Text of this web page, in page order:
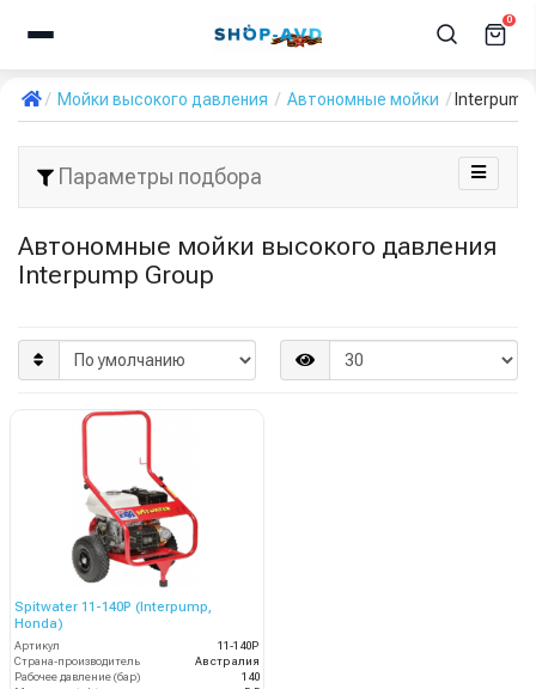
0
Мойки высокого давления Автономные мойки Interpump
Параметры подбора
Автономные мойки высокого давления
Interpump Group
Spitwater 11-140P (Interpump,
Honda)
Артикул
11-140P
Страна-производитель
Австралия
Рабочее давление (бар)
140